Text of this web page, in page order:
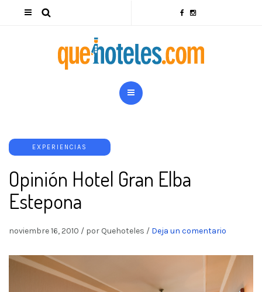
EXPERIENCIAS
Opinión Hotel Gran Elba
Estepona
noviembre 16, 2010 / por Quehoteles / Deja un comentario